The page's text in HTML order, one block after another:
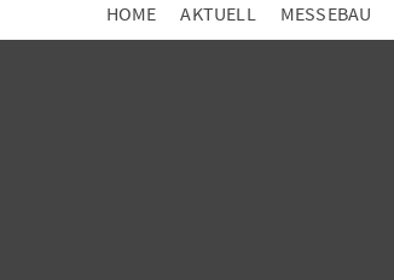
HOME AKTUELL MESSEBAU